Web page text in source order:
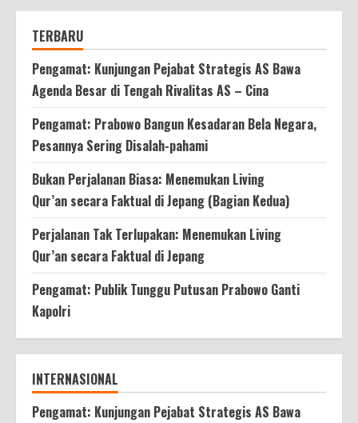
TERBARU
Pengamat: Kunjungan Pejabat Strategis AS Bawa
Agenda Besar di Tengah Rivalitas AS – Cina
Pengamat: Prabowo Bangun Kesadaran Bela Negara,
Pesannya Sering Disalah-pahami
Bukan Perjalanan Biasa: Menemukan Living
Qur’an secara Faktual di Jepang (Bagian Kedua)
Perjalanan Tak Terlupakan: Menemukan Living
Qur’an secara Faktual di Jepang
Pengamat: Publik Tunggu Putusan Prabowo Ganti
Kapolri
INTERNASIONAL
Pengamat: Kunjungan Pejabat Strategis AS Bawa